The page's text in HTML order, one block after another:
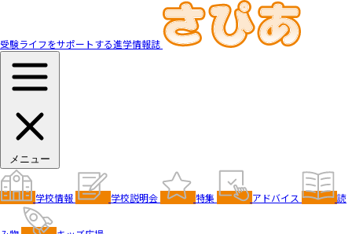
受験ライフをサポートする進学情報誌
メニュー
学校情報 学校説明会 特集 アドバイス 読